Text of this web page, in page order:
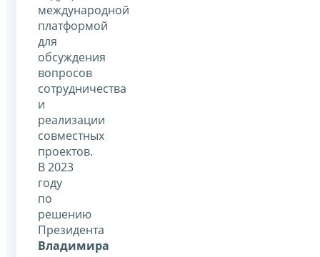
международной
платформой
для
обсуждения
вопросов
сотрудничества
и
реализации
совместных
проектов.
В 2023
году
по
решению
Президента
Владимира